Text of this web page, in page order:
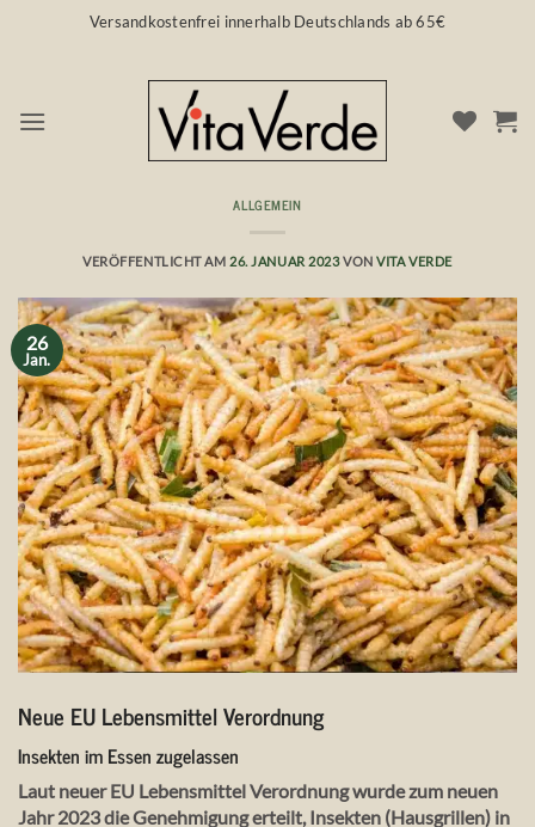
Versandkostenfrei innerhalb Deutschlands ab 65€
ALLGEMEIN
VERÖFFENTLICHT AM26. JANUAR 2023VONVITA VERDE
26
Jan.
Neue EU Lebensmittel Verordnung
Insekten im Essen zugelassen
Laut neuer EU Lebensmittel Verordnung wurde zum neuen
Jahr 2023 die Genehmigung erteilt, Insekten (Hausgrillen) in